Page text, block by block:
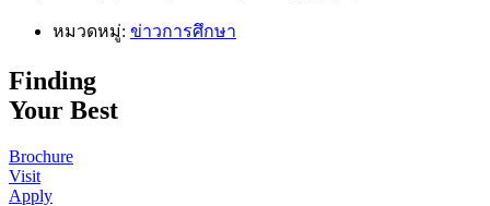
หมวดหมู่: ข่าวการศึกษา
Finding
Your Best
Brochure
Visit
Apply